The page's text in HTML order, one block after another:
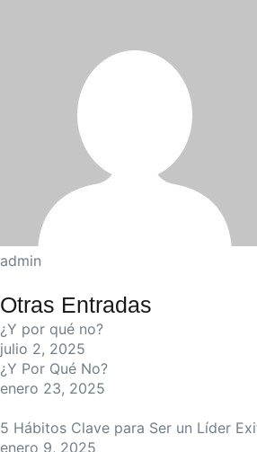
admin
Otras Entradas
¿Y por qué no?
julio 2, 2025
¿Y Por Qué No?
enero 23, 2025
5 Hábitos Clave para Ser un Líder
enero 9, 2025